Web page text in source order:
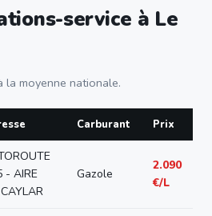
service à Le
la moyenne nationale.
Carburant Prix
- AIRE
Gazole
2.090
€/L